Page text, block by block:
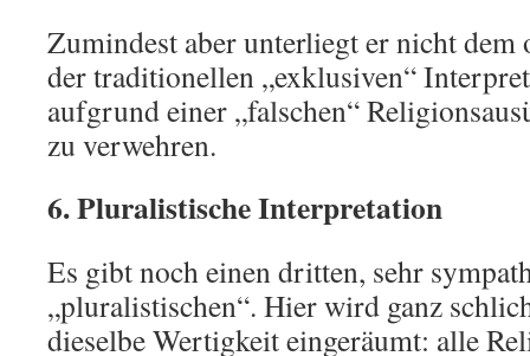
Zumindest aber unterliegt er nicht
der traditionellen „exklusiven“
aufgrund einer „falschen“
zu verwehren.
6. Pluralistische Interpretation
Es gibt noch einen dritten, sehr
„pluralistischen“. Hier wird ganz
dieselbe Wertigkeit eingeräumt: alle